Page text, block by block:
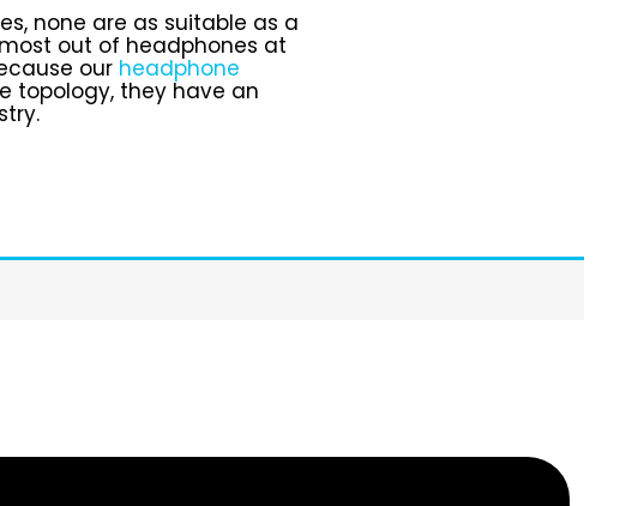
none are as suitable as a
out of headphones at
our headphone
topology, they have an